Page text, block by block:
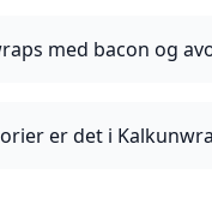
med bacon og
er det i